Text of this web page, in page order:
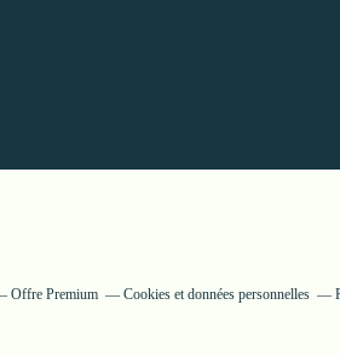
Offre Premium Cookies et données personnelles